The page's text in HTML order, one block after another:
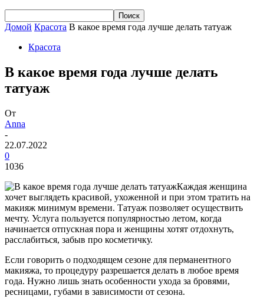
Домой Красота В какое время года лучше делать татуаж
Красота
В какое время года лучше делать
татуаж
От
Anna
-
22.07.2022
0
1036
Каждая женщина
хочет выглядеть красивой, ухоженной и при этом тратить на
макияж минимум времени. Татуаж позволяет осуществить
мечту. Услуга пользуется популярностью летом, когда
начинается отпускная пора и женщины хотят отдохнуть,
расслабиться, забыв про косметичку.
Если говорить о подходящем сезоне для перманентного
макияжа, то процедуру разрешается делать в любое время
года. Нужно лишь знать особенности ухода за бровями,
ресницами, губами в зависимости от сезона.